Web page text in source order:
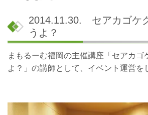
2014.11.30. セアカゴケ
うよ？
まもるーむ福岡の主催講座「セアカゴ
よ？」の講師として、イベント運営を